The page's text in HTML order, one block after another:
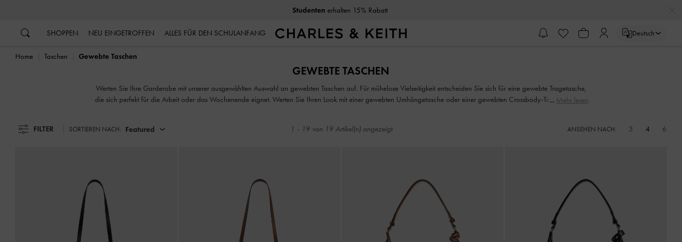
Studenten erhalten 15% Rabatt
SHOPPEN NEU EINGETROFFEN ALLES FÜR DEN SCHULANFANG Deutsch
Home Taschen Gewebte Taschen
GEWEBTE TASCHEN
Werten Sie Ihre Garderobe mit unserer ausgewählten Auswahl an gewebten Taschen auf. Für mühelose Vielseitigkeit entscheiden Sie sich für eine gewebte Tragetasche,
die sich perfekt für die Arbeit oder das Wochenende eignet. Werten Sie Ihren Look mit einer gewebten Umhängetasche oder einer gewebten Crossbody-Tasche auf, die
Mehr lesen
FILTER SORTIEREN NACH: Featured 1 - 19 von 19 Artikel(n) angezeigt ANSEHEN NACH: 3 4 6